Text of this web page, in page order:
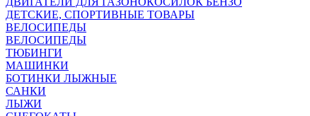
ДЕТСКИЕ, СПОРТИВНЫЕ ТОВАРЫ
ВЕЛОСИПЕДЫ
ВЕЛОСИПЕДЫ
ТЮБИНГИ
МАШИНКИ
БОТИНКИ ЛЫЖНЫЕ
САНКИ
ЛЫЖИ